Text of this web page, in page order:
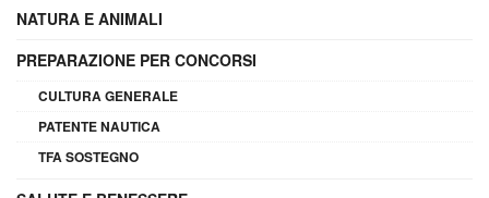
NATURA E ANIMALI
PREPARAZIONE PER CONCORSI
CULTURA GENERALE
PATENTE NAUTICA
TFA SOSTEGNO